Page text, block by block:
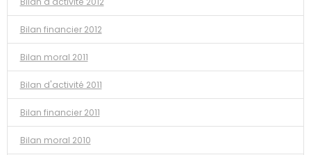
Bilan financier 2012
Bilan moral 2011
Bilan d'activité 2011
Bilan financier 2011
Bilan moral 2010